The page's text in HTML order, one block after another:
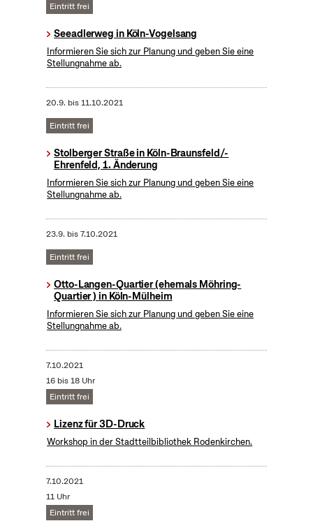
Eintritt frei
Seeadlerweg in Köln-Vogelsang
Informieren Sie sich zur Planung und geben Sie eine
Stellungnahme ab.
20.9. bis11.10.2021
Eintritt frei
Stolberger Straße in Köln-Braunsfeld/-
Ehrenfeld, 1. Änderung
Informieren Sie sich zur Planung und geben Sie eine
Stellungnahme ab.
23.9. bis7.10.2021
Eintritt frei
Otto-Langen-Quartier (ehemals Möhring-
Quartier ) in Köln-Mülheim
Informieren Sie sich zur Planung und geben Sie eine
Stellungnahme ab.
7.10.2021
16 bis 18 Uhr
Eintritt frei
Lizenz für 3D-Druck
Workshop in der Stadtteilbibliothek Rodenkirchen.
7.10.2021
11 Uhr
Eintritt frei